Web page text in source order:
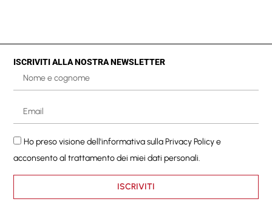
ISCRIVITI ALLA NOSTRA NEWSLETTER
Ho preso visione dell'informativa sullaPrivacy Policye
acconsento al trattamento dei miei dati personali.
ISCRIVITI